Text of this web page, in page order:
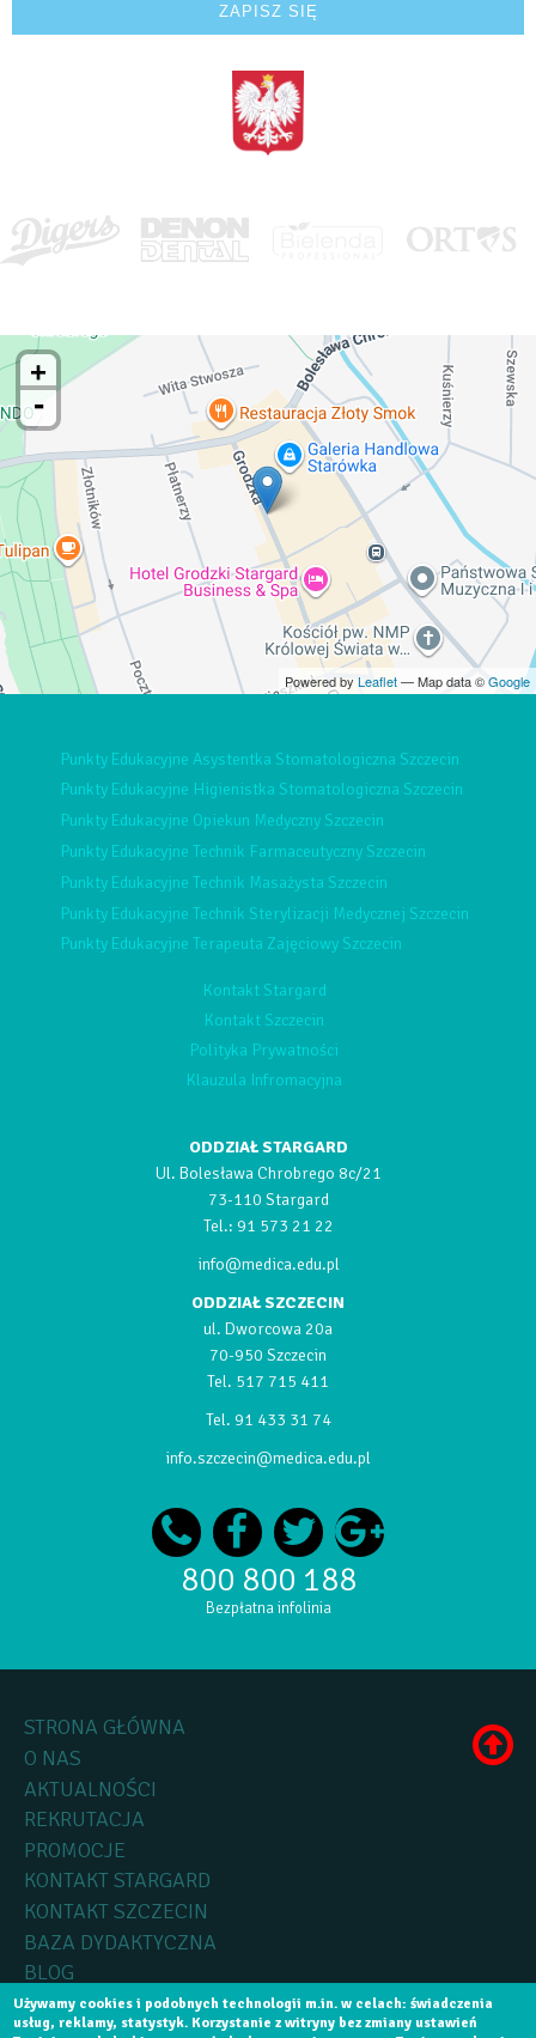
MAPA DOJAZDOWA DO STARGARDU
+
-
Powered by Leaflet— Map data ©Google
Punkty Edukacyjne Asystentka Stomatologiczna Szczecin
Punkty Edukacyjne Higienistka Stomatologiczna Szczecin
Punkty Edukacyjne Opiekun Medyczny Szczecin
Punkty Edukacyjne Technik Farmaceutyczny Szczecin
Punkty Edukacyjne Technik Masażysta Szczecin
Punkty Edukacyjne Technik Sterylizacji Medycznej Szczecin
Punkty Edukacyjne Terapeuta Zajęciowy Szczecin
Kontakt Stargard
Kontakt Szczecin
Polityka Prywatności
Klauzula Infromacyjna
ODDZIAŁ STARGARD
Ul. Bolesława Chrobrego 8c/21
73-110 Stargard
Tel.: 91 573 21 22
info@medica.edu.pl
ODDZIAŁ SZCZECIN
ul. Dworcowa 20a
70-950 Szczecin
Tel. 517 715 411
Tel. 91 433 31 74
info.szczecin@medica.edu.pl
800 800 188
Bezpłatna infolinia
STRONA GŁÓWNA
O NAS
AKTUALNOŚCI
REKRUTACJA
PROMOCJE
KONTAKT STARGARD
KONTAKT SZCZECIN
BAZA DYDAKTYCZNA
BLOG
Używamy cookies i podobnych technologii m.in. w celach: świadczenia
usług, reklamy, statystyk. Korzystanie z witryny bez zmiany ustawień